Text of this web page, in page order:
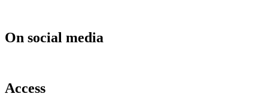
On social media
Access